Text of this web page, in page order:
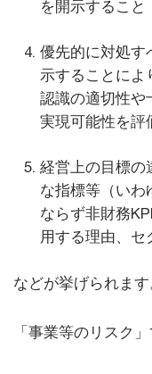
を開示すること
優先的に対処す
示することによ
認識の適切性や
実現可能性を評
経営上の目標の
な指標等（いわ
ならず非財務
用する理由、セ
などが挙げられます
「事業等のリスク」